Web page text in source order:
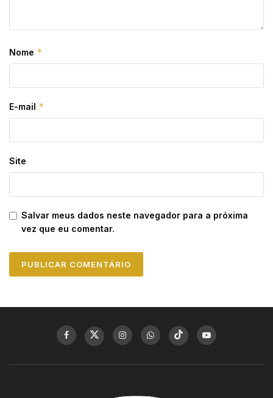
Nome *
E-mail *
Site
Salvar meus dados neste navegador para a próxima
vez que eu comentar.